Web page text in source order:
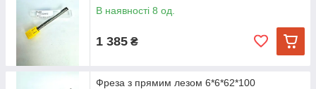
В наявності 8 од.
1 385 ₴
Фреза з прямим лезом 6*6*62*100